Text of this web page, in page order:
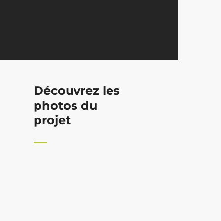
Découvrez les
photos du
projet